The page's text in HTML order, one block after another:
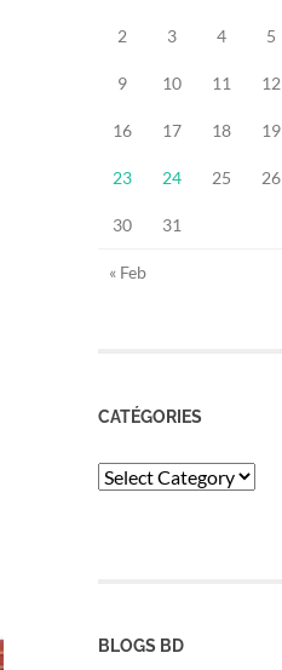
2 3 4 5
9 10 11 12
16 17 18 19
23 24 25 26
30 31
« Feb
CATÉGORIES
Catégories
BLOGS BD